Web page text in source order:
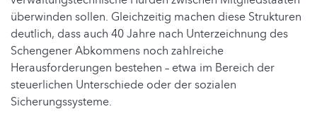
überwinden sollen. Gleichzeitig machen diese Strukturen
deutlich, dass auch 40 Jahre nach Unterzeichnung des
Schengener Abkommens noch zahlreiche
Herausforderungen bestehen – etwa im Bereich der
steuerlichen Unterschiede oder der sozialen
Sicherungssysteme.